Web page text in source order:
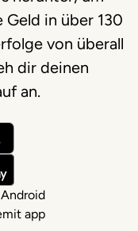
in über 130
von überall
dir deinen
an.